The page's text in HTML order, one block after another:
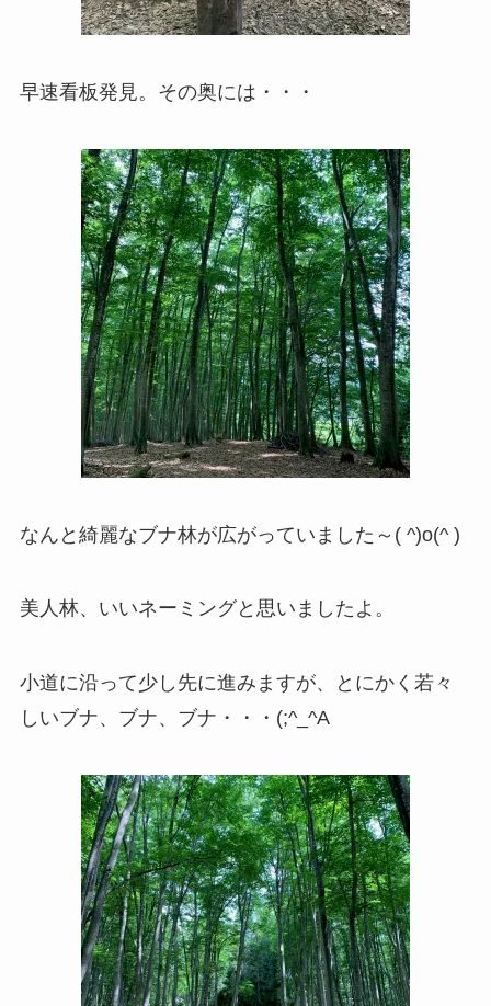
早速看板発見。その奥には・・・
なんと綺麗なブナ林が広がっていました～( ^)o(^ )
美人林、いいネーミングと思いましたよ。
小道に沿って少し先に進みますが、とにかく若々
しいブナ、ブナ、ブナ・・・(;^_^A